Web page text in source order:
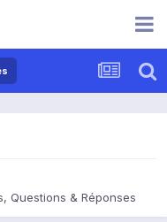
Questions & Réponses